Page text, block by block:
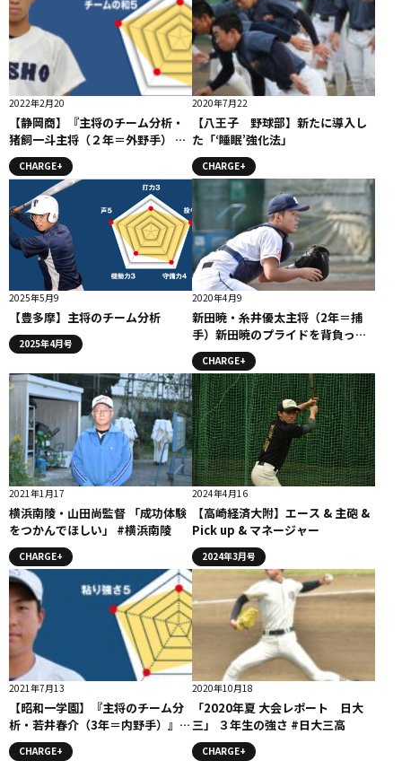
2022年2月20
【静岡商】『主将のチーム分析・
猪飼一斗主将（２年＝外野手） 』
コラム #静岡商
CHARGE+
2020年7月22
【八王子 野球部】新たに導入し
た「‘睡眠’強化法」
CHARGE+
2025年5月9
【豊多摩】主将のチーム分析
2025年4月号
2020年4月9
新田暁・糸井優太主将（2年＝捕
手）新田暁のプライドを背負って/
「礼儀・努力・感謝」コラム
CHARGE+
2021年1月17
横浜南陵・山田尚監督 「成功体験
をつかんでほしい」 #横浜南陵
CHARGE+
2024年4月16
【高崎経済大附】エース & 主砲 &
Pick up & マネージャー
2024年3月号
2021年7月13
【昭和一学園】『主将のチーム分
析・若井春介（3年＝内野手）』コ
ラム #昭和一学園
CHARGE+
2020年10月18
「2020年夏 大会レポート 日大
三」 ３年生の強さ #日大三高
CHARGE+